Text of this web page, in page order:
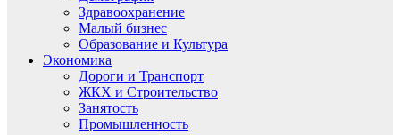
Здравоохранение
Малый бизнес
Образование и Культура
Экономика
Дороги и Транспорт
ЖКХ и Строительство
Занятость
Промышленность